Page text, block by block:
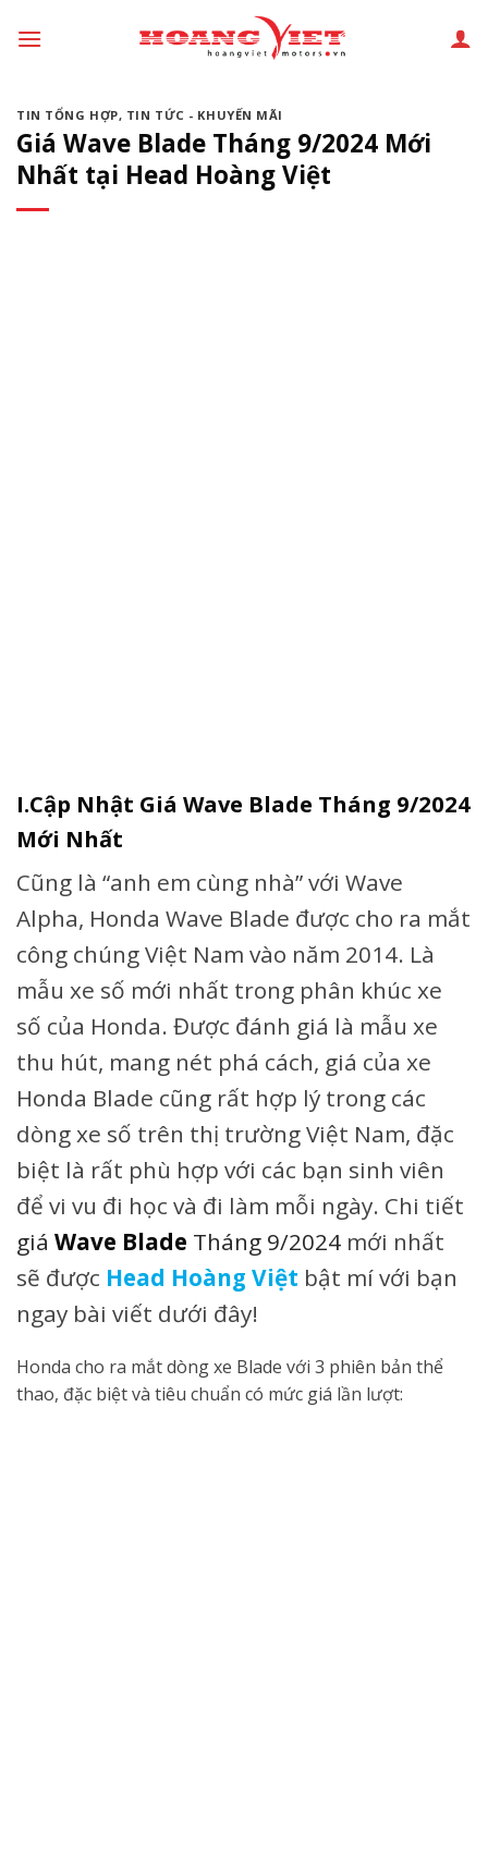
đến
dungTIN TỔNG HỢP, TIN TỨC - KHUYẾN MÃI
Giá Wave Blade Tháng 9/2024 Mới
Nhất tại Head Hoàng Việt
I.Cập Nhật Giá Wave Blade Tháng 9/2024
Mới Nhất
Cũng là “anh em cùng nhà” với Wave
Alpha, Honda Wave Blade được cho ra mắt
công chúng Việt Nam vào năm 2014. Là
mẫu xe số mới nhất trong phân khúc xe
số của Honda. Được đánh giá là mẫu xe
thu hút, mang nét phá cách, giá của xe
Honda Blade cũng rất hợp lý trong các
dòng xe số trên thị trường Việt Nam, đặc
biệt là rất phù hợp với các bạn sinh viên
để vi vu đi học và đi làm mỗi ngày. Chi tiết
giá Wave Blade Tháng 9/2024 mới nhất
sẽ được Head Hoàng Việt bật mí với bạn
ngay bài viết dưới đây!
Honda cho ra mắt dòng xe Blade với 3 phiên bản thể
thao, đặc biệt và tiêu chuẩn có mức giá lần lượt: